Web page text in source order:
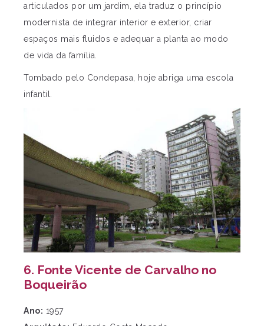
articulados por um jardim, ela traduz o princípio
modernista de integrar interior e exterior, criar
espaços mais fluidos e adequar a planta ao modo
de vida da família.
Tombado pelo Condepasa, hoje abriga uma escola
infantil.
6. Fonte Vicente de Carvalho no
Boqueirão
Ano: 1957